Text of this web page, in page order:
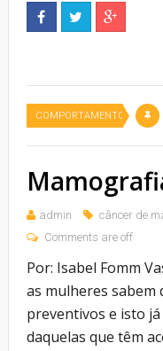
COMPORTAMENTO
admin câncer de
Comments are off
Por: Isabel Fomm
as mulheres sabem
preventivos e isto
daquelas que têm